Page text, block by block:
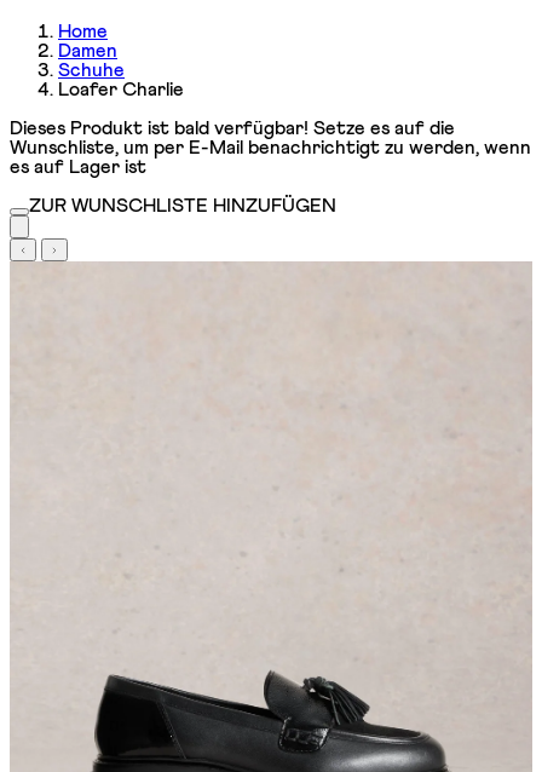
Home
Damen
Schuhe
Loafer Charlie
Dieses Produkt ist bald verfügbar! Setze es auf die
Wunschliste, um per E-Mail benachrichtigt zu werden, wenn
es auf Lager ist
ZUR WUNSCHLISTE HINZUFÜGEN